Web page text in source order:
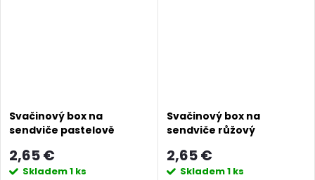
Svačinový box na
sendviče pastelově
2,65 €
Skladem1 ks
Svačinový box na
sendviče růžový
2,65 €
Skladem1 ks